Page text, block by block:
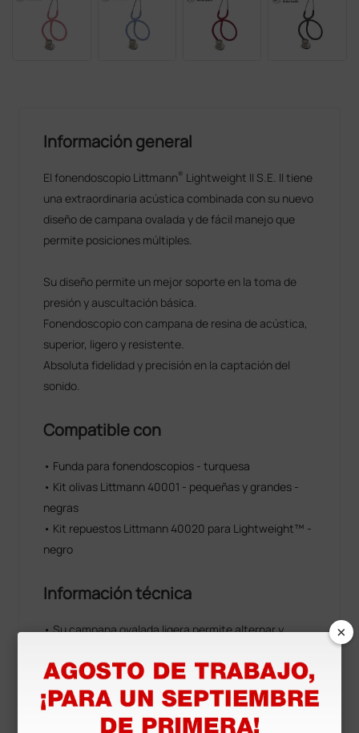
Información general
El fonendoscopio Littmann® Lightweight II S.E. II tiene
una extraordinaria acústica combinada con su nuevo
diseño de campana ovalada y de fácil manejo que
permite posiciones múltiples.
Su diseño permite un mejor soporte en la toma de
presión y auscultación básica.
Fonendoscopio con campana de resina de acústica,
superior, ligero y resistente.
Absoluta fidelidad y precisión en la captación del
sonido.
Compatible con
• Funda para fonendoscopios - turquesa
• Kit olivas Littmann 40001 - pequeñas y grandes -
negras
• Kit repuestos Littmann 40020 para Lightweight™ -
negro
Información técnica
• Su campana ovalada ligera permite alternar y
manera conveniente.
• Sistema patentado de campana doble entonable
que permite cambiar de frecuencias con simple
×